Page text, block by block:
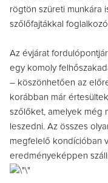
rögtön szüreti munkára
szőlőfajtákkal
Az évjárat
egy komoly
– köszönhetően az
korábban már
szőlőket, amelyek még
leszedni. Az összes
megfelelő kondícióban
eredményeképpen